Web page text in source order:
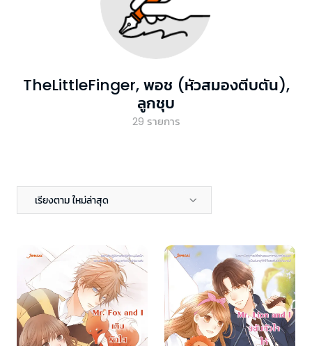
TheLittleFinger, พอช (หัวสมองตีบตัน),
ลูกชุบ
29 รายการ
เรียงตาม ใหม่ล่าสุด